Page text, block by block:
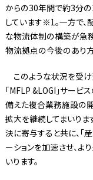
からの30年間で約3分
しています※1。一方で
な物流体制の構築が急
物流拠点の今後のあり
このような状況を受け
「MFLP &LOGI」サービ
備えた複合業務施設の開
拡大を継続してまいりま
決に寄与すると共に、「
ーションを加速させ、よ
いります。